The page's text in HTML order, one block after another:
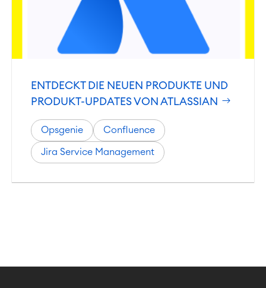
ENTDECKT DIE NEUEN PRODUKTE UND
PRODUKT-UPDATES VON ATLASSIAN
Opsgenie Confluence
Jira Service Management